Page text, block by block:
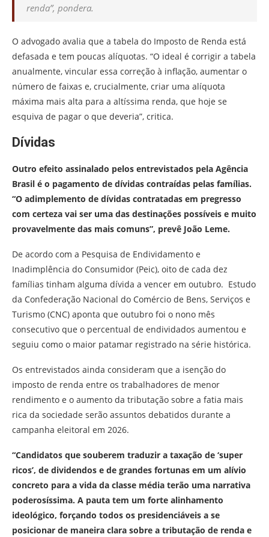
renda”, pondera.
O advogado avalia que a tabela do Imposto de Renda está
defasada e tem poucas alíquotas. “O ideal é corrigir a tabela
anualmente, vincular essa correção à inflação, aumentar o
número de faixas e, crucialmente, criar uma alíquota
máxima mais alta para a altíssima renda, que hoje se
esquiva de pagar o que deveria”, critica.
Dívidas
Outro efeito assinalado pelos entrevistados pela Agência
Brasil é o pagamento de dívidas contraídas pelas famílias.
“O adimplemento de dívidas contratadas em pregresso
com certeza vai ser uma das destinações possíveis e muito
provavelmente das mais comuns”, prevê João Leme.
De acordo com a Pesquisa de Endividamento e
Inadimplência do Consumidor (Peic), oito de cada dez
famílias tinham alguma dívida a vencer em outubro. Estudo
da Confederação Nacional do Comércio de Bens, Serviços e
Turismo (CNC) aponta que outubro foi o nono mês
consecutivo que o percentual de endividados aumentou e
seguiu como o maior patamar registrado na série histórica.
Os entrevistados ainda consideram que a isenção do
imposto de renda entre os trabalhadores de menor
rendimento e o aumento da tributação sobre a fatia mais
rica da sociedade serão assuntos debatidos durante a
campanha eleitoral em 2026.
“Candidatos que souberem traduzir a taxação de ‘super
ricos’, de dividendos e de grandes fortunas em um alívio
concreto para a vida da classe média terão uma narrativa
poderosíssima. A pauta tem um forte alinhamento
ideológico, forçando todos os presidenciáveis a se
posicionar de maneira clara sobre a tributação de renda e